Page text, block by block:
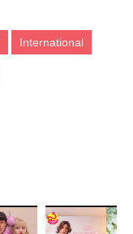
International